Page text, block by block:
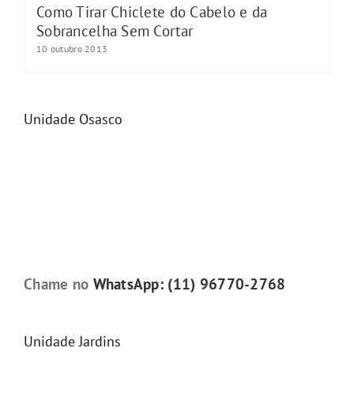
Como Tirar Chiclete do Cabelo e da
Sobrancelha Sem Cortar
10 outubro 2013
Unidade Osasco
Chame no WhatsApp: (11) 96770-2768
Unidade Jardins